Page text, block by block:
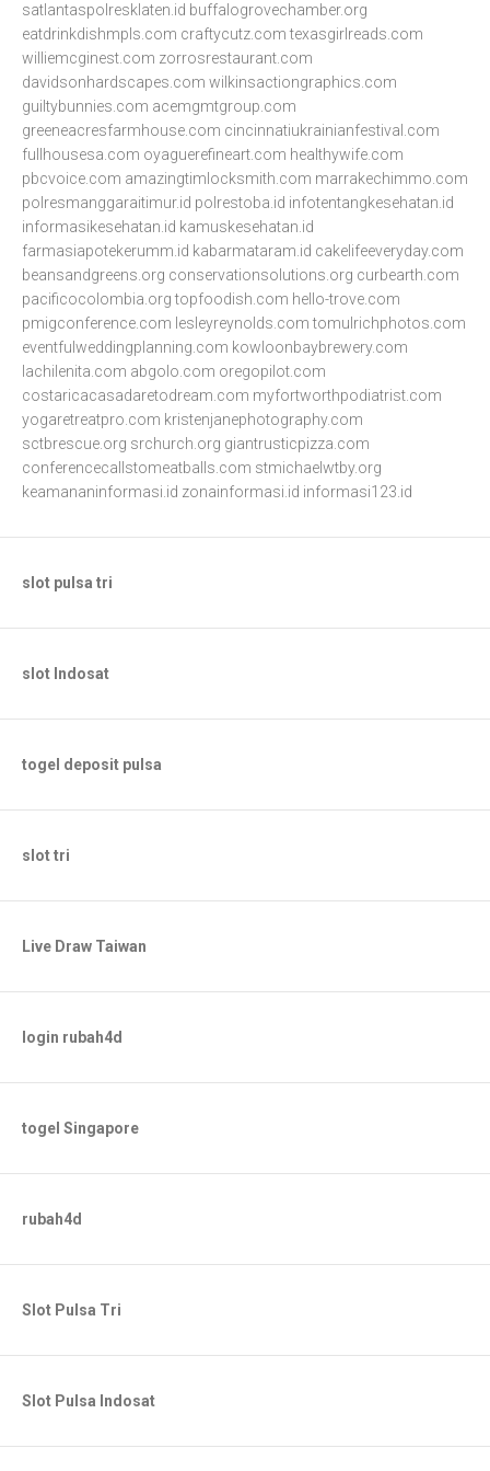
satlantaspolresklaten.id buffalogrovechamber.org
eatdrinkdishmpls.com craftycutz.com texasgirlreads.com
williemcginest.com zorrosrestaurant.com
davidsonhardscapes.com wilkinsactiongraphics.com
guiltybunnies.com acemgmtgroup.com
greeneacresfarmhouse.com cincinnatiukrainianfestival.com
fullhousesa.com oyaguerefineart.com healthywife.com
pbcvoice.com amazingtimlocksmith.com marrakechimmo.com
polresmanggaraitimur.id polrestoba.id infotentangkesehatan.id
informasikesehatan.id kamuskesehatan.id
farmasiapotekerumm.id kabarmataram.id cakelifeeveryday.com
beansandgreens.org conservationsolutions.org curbearth.com
pacificocolombia.org topfoodish.com hello-trove.com
pmigconference.com lesleyreynolds.com tomulrichphotos.com
eventfulweddingplanning.com kowloonbaybrewery.com
lachilenita.com abgolo.com oregopilot.com
costaricacasadaretodream.com myfortworthpodiatrist.com
yogaretreatpro.com kristenjanephotography.com
sctbrescue.org srchurch.org giantrusticpizza.com
conferencecallstomeatballs.com stmichaelwtby.org
keamananinformasi.id zonainformasi.id informasi123.id
slot pulsa tri
slot Indosat
togel deposit pulsa
slot tri
Live Draw Taiwan
login rubah4d
togel Singapore
rubah4d
Slot Pulsa Tri
Slot Pulsa Indosat